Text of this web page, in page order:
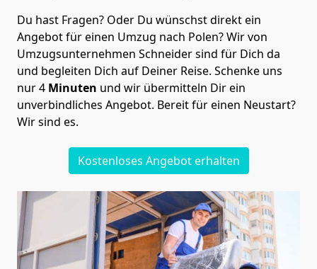
Du hast Fragen? Oder Du wünschst direkt ein
Angebot für einen Umzug nach Polen? Wir von
Umzugsunternehmen Schneidersind für Dich da
und begleiten Dich auf Deiner Reise. Schenke uns
nur4 Minuten und wir übermitteln Dir ein
unverbindliches Angebot. Bereit für einen Neustart?
Wir sind es.
Kostenloses Angebot erhalten